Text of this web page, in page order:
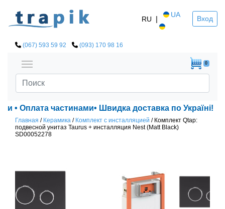
RU | UA Вход
(067) 593 59 92 (093) 170 98 16
0
частинами• Швидка доставка по Україні!
Главная / Керамика / Комплект с инсталляцией / Комплект Qtap:
подвесной унитаз Taurus + инсталляция Nest (Matt Black)
SD00052278